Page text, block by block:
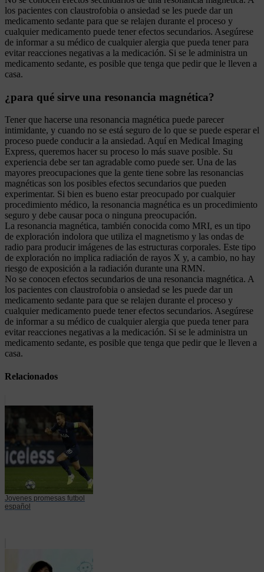
los pacientes con claustrofobia o ansiedad se les puede dar un
medicamento sedante para que se relajen durante el proceso y
cualquier medicamento puede tener efectos secundarios. Asegúrese
de informar a su médico de cualquier alergia que pueda tener para
evitar reacciones negativas a la medicación. Si se le administra un
medicamento sedante, es posible que tenga que pedir que le lleven a
casa.
¿para qué sirve una resonancia magnética?
Tener que hacerse una resonancia magnética puede parecer
intimidante, y cuando no se está seguro de lo que se puede esperar el
proceso puede conducir a la ansiedad. Aquí en Medical Imaging
Express, queremos hacer su proceso lo más suave posible. Su
experiencia debe ser tan agradable como puede ser. Una de las
mayores preocupaciones que la gente tiene sobre las resonancias
magnéticas son los posibles efectos secundarios que pueden
experimentar. Si bien es bueno estar preocupado por cualquier
procedimiento médico, la resonancia magnética es un procedimiento
seguro y debe causar poca o ninguna preocupación.
La resonancia magnética, también conocida como MRI, es un tipo
de exploración indolora que utiliza el magnetismo y las ondas de
radio para producir imágenes de las estructuras corporales. Este tipo
de exploración no implica radiación de rayos X y, a cambio, no hay
riesgo de exposición a la radiación durante una RMN.
No se conocen efectos secundarios de una resonancia magnética. A
los pacientes con claustrofobia o ansiedad se les puede dar un
medicamento sedante para que se relajen durante el proceso y
cualquier medicamento puede tener efectos secundarios. Asegúrese
de informar a su médico de cualquier alergia que pueda tener para
evitar reacciones negativas a la medicación. Si se le administra un
medicamento sedante, es posible que tenga que pedir que le lleven a
casa.
Relacionados
Jovenes promesas futbol
español